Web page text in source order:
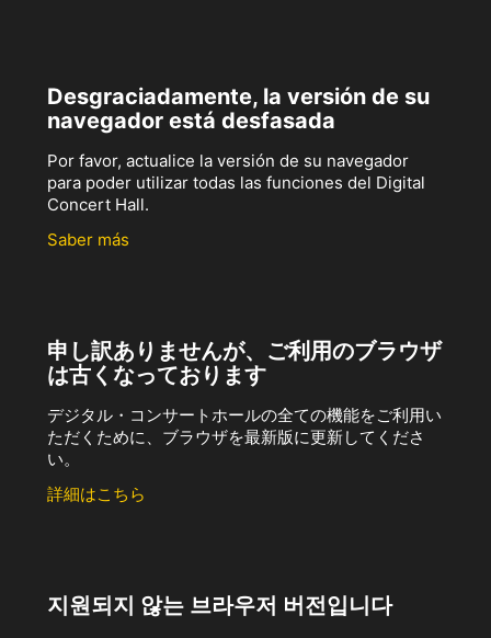
Desgraciadamente, la versión de su
navegador está desfasada
Por favor, actualice la versión de su navegador
para poder utilizar todas las funciones del Digital
Concert Hall.
Saber más
申し訳ありませんが、ご利用のブラウザ
は古くなっております
デジタル・コンサートホールの全ての機能をご利用い
ただくために、ブラウザを最新版に更新してくださ
い。
詳細はこちら
지원되지 않는 브라우저 버전입니다